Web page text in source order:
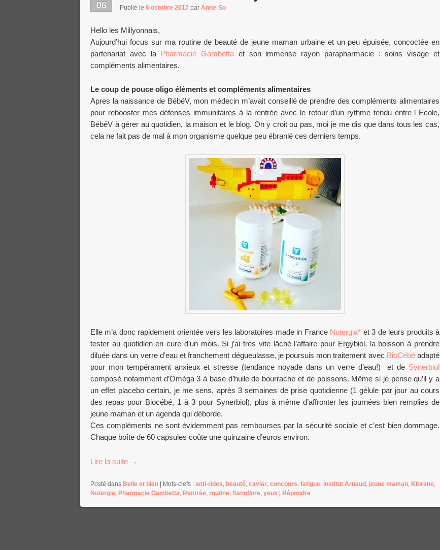
06 Publié le 6 octobre 2017 par Anne-So
Hello les Millyonnais,
Aujourd’hui focus sur ma routine de beauté de jeune maman urbaine et un peu épuisée, concoctée en
partenariat avec la Pharmacie Gambetta et son immense rayon parapharmacie : soins visage et
compléments alimentaires.
Le coup de pouce oligo éléments et compléments alimentaires
Apres la naissance de BébéV, mon médecin m’avait conseillé de prendre des compléments alimentaires
pour rebooster mes défenses immunitaires à la rentrée avec le retour d’un rythme tendu entre l Ecole,
BébéV à gérer au quotidien, la maison et le blog. On y croit ou pas, moi je me dis que dans tous les cas,
cela ne fait pas de mal à mon organisme quelque peu ébranlé ces derniers temps.
Elle m’a donc rapidement orientée vers les laboratoires made in France Nutergia* et 3 de leurs produits à
tester au quotidien en cure d’un mois. Si j’ai très vite lâché l’affaire pour Ergybiol, la boisson à prendre
diluée dans un verre d’eau et franchement dégueulasse, je poursuis mon traitement avec BioCébéadapté
pour mon tempérament anxieux et stresse (tendance noyade dans un verre d’eau!) et de Synerbiol
composé notamment d’Oméga 3 à base d’huile de bourrache et de poissons. Même si je pense qu’il y a
un effet placebo certain, je me sens, après 3 semaines de prise quotidienne (1 gélule par jour au cours
des repas pour Biocébé, 1 à 3 pour Synerbiol), plus à même d’affronter les journées bien remplies de
jeune maman et un agenda qui déborde.
Ces compléments ne sont évidemment pas rembourses par la sécurité sociale et c’est bien dommage.
Chaque boîte de 60 capsules coûte une quinzaine d’euros environ.
Lire la suite →
Posté dans Belle et bien Mots-clefs : anti-rides, beauté, caviar, concours, fatigue, institut Arnaud , jeune maman, Klorane,
Nutergia, Pharmacie Gambetta, Rentrée, routine, Sanoflore, yeux Répondre